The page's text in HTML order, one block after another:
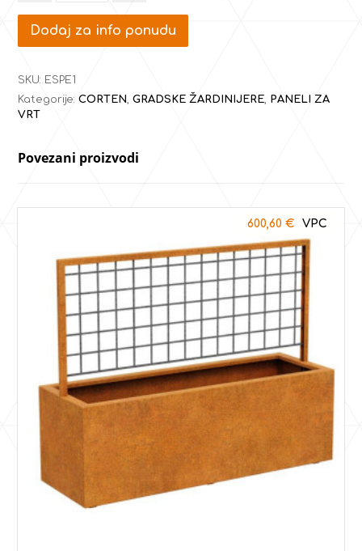
Dodaj za info ponudu
SKU: ESPE1
Kategorije:CORTEN ,GRADSKE ŽARDINIJERE
PANELI ZA
VRT
Povezani proizvodi
600,60 €